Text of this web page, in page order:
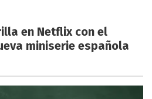
en Netflix con el
miniserie española